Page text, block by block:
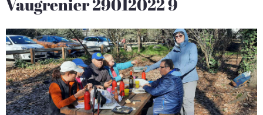
Vaugrenier 29012022 9